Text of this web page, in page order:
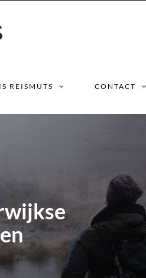
REISMUTS CONTACT